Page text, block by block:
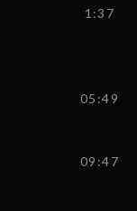
1:37
05:49
09:47